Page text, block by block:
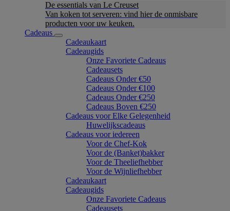
De essentials van Le Creuset
Van koken tot serveren: vind hier de onmisbare
producten voor uw keuken.
Cadeaus
Cadeaukaart
Cadeaugids
Onze Favoriete Cadeaus
Cadeausets
Cadeaus Onder €50
Cadeaus Onder €100
Cadeaus Onder €250
Cadeaus Boven €250
Cadeaus voor Elke Gelegenheid
Huwelijkscadeaus
Cadeaus voor iedereen
Voor de Chef-Kok
Voor de (Banket)bakker
Voor de Theeliefhebber
Voor de Wijnliefhebber
Cadeaukaart
Cadeaugids
Onze Favoriete Cadeaus
Cadeausets